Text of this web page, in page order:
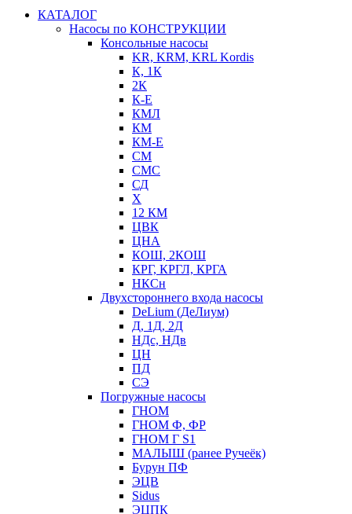
КАТАЛОГ
Насосы по КОНСТРУКЦИИ
Консольные насосы
KR, KRM, KRL Kordis
К, 1К
2К
К-Е
КМЛ
КМ
КМ-Е
СМ
СМС
СД
Х
12 КМ
ЦВК
ЦНА
КОШ, 2КОШ
КРГ, КРГЛ, КРГА
НКСн
Двухстороннего входа насосы
DeLium (ДеЛиум)
Д, 1Д, 2Д
НДс, НДв
ЦН
ПД
СЭ
Погружные насосы
ГНОМ
ГНОМ Ф, ФР
ГНОМ Г S1
МАЛЫШ (ранее Ручеёк)
Бурун ПФ
ЭЦВ
Sidus
ЭЦПК